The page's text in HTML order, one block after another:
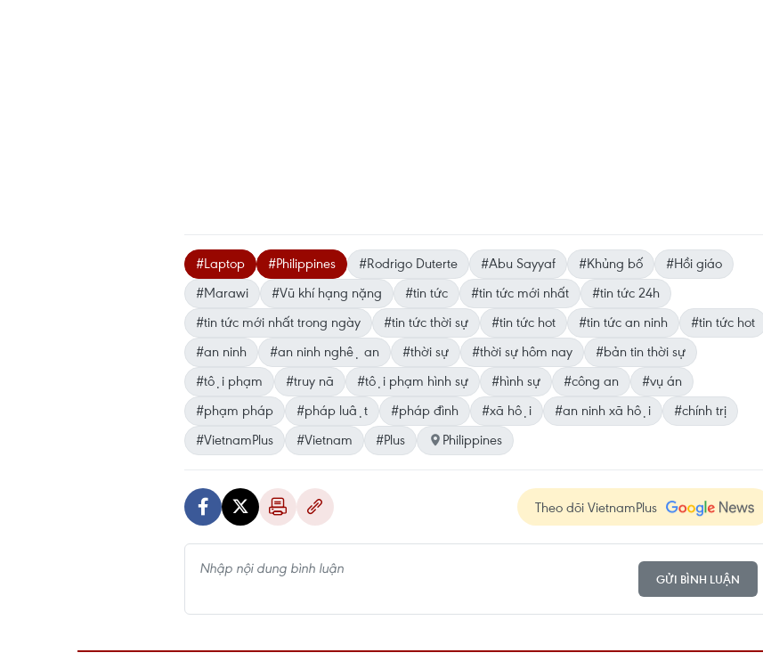
#Laptop #Philippines #Rodrigo Duterte #Abu Sayyaf #Khủng bố
#Hồi giáo
#Marawi
#Vũ khí hạng nặng #tin tức #tin tức mới nhất
#tin tức 24h
#tin tức mới nhất trong ngày
#tin tức thời sự #tin tức hot #tin tức an ninh
#tin tức hot
#an ninh
#an ninh nghệ an #thời sự #thời sự hôm nay
#bản tin thời sự
#tội phạm
#truy nã #tội phạm hình sự #hình sự #công an
#vụ án
#phạm pháp
#pháp luật #pháp đình #xã hội #an ninh xã hội
#chính trị
#VietnamPlus
#Vietnam #Plus Philippines
Theo dõi VietnamPlus
GỬI BÌNH LUẬN